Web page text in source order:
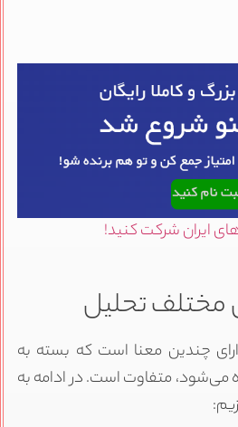
ایران شرکت کنید!
مختلف تحلیل
چندین معنا است که بسته به
می‌شود، متفاوت است. در ادامه به